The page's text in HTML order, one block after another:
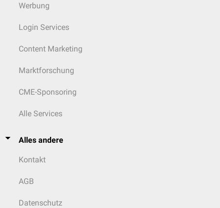
Werbung
Login Services
Content Marketing
Marktforschung
CME-Sponsoring
Alle Services
Alles andere
Kontakt
AGB
Datenschutz